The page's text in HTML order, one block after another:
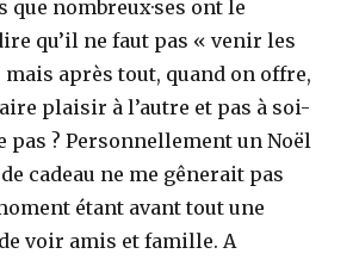
que nombreux·ses ont le
qu’il ne faut pas « venir les
après tout, quand on offre,
plaisir à l’autre et pas à soi-
pas ? Personnellement un Noël
cadeau ne me gênerait pas
étant avant tout une
voir amis et famille. A